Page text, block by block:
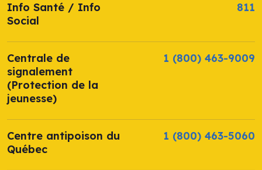
Info Santé / Info
Social
811
Centrale de
signalement
(Protection de la
jeunesse)
1 (800) 463-9009
Centre antipoison du
Québec
1 (800) 463-5060